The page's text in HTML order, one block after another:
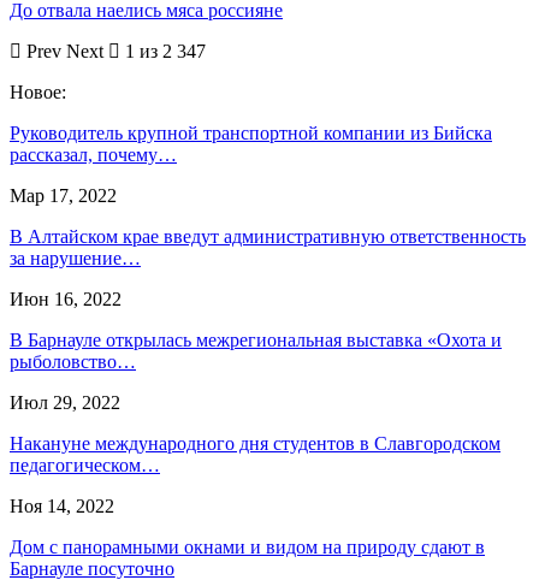
До отвала наелись мяса россияне
Prev Next
1 из 2 347
Новое:
Руководитель крупной транспортной компании из Бийска
рассказал, почему…
Мар 17, 2022
В Алтайском крае введут административную ответственность
за нарушение…
Июн 16, 2022
В Барнауле открылась межрегиональная выставка «Охота и
рыболовство…
Июл 29, 2022
Накануне международного дня студентов в Славгородском
педагогическом…
Ноя 14, 2022
Дом с панорамными окнами и видом на природу сдают в
Барнауле посуточно